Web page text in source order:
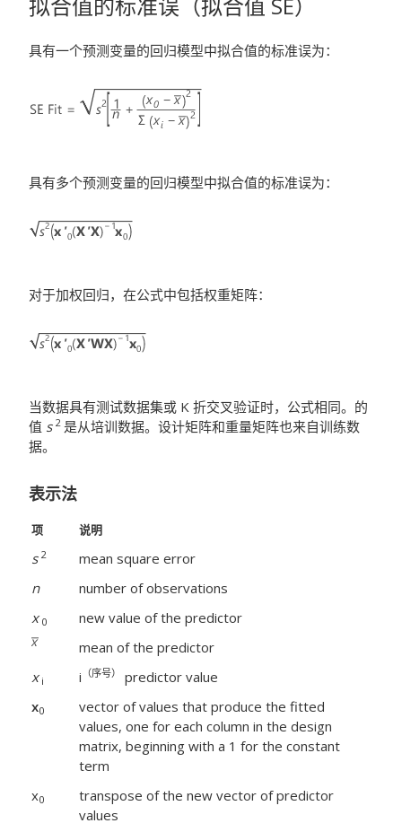
具有一个预测变量的回归模型中拟合值的标准误为：
具有多个预测变量的回归模型中拟合值的标准误为：
对于加权回归，在公式中包括权重矩阵：
当数据具有测试数据集或 K 折交叉验证时，公式相同。的
值 s 2是从培训数据。设计矩阵和重量矩阵也来自训练数
据。
表示法
项 说明
s 2
mean square error
n
number of observations
x 0
new value of the predictor
mean of the predictor
x i i （序号）
predictor value
x0
vector of values that produce the fitted
values, one for each column in the design
matrix, beginning with a 1 for the constant
term
x0
transpose of the new vector of predictor
values